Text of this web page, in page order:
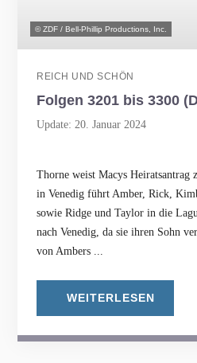
© ZDF / Bell-Phillip Productions, Inc.
REICH UND SCHÖN
Folgen 3201 bis 3300
Update: 20. Januar 2024
Thorne weist Macys Heiratsantrag
in Venedig führt Amber, Rick,
sowie Ridge und Taylor in die
nach Venedig, da sie ihren Sohn
von Ambers ...
WEITERLESEN